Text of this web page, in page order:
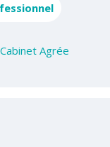
Agrée